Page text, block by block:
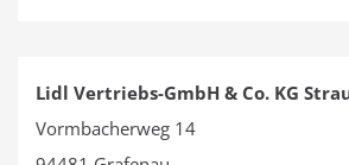
Lidl Vertriebs-GmbH & Co. KG
Vormbacherweg 14